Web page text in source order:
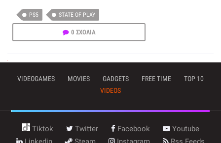
PS5 STATE OF PLAY
0 ΣΧΟΛΙΑ
VIDEOGAMES MOVIES GADGETS FREE TIME
TOP 10
VIDEOS
Tiktok Twitter Facebook
Youtube